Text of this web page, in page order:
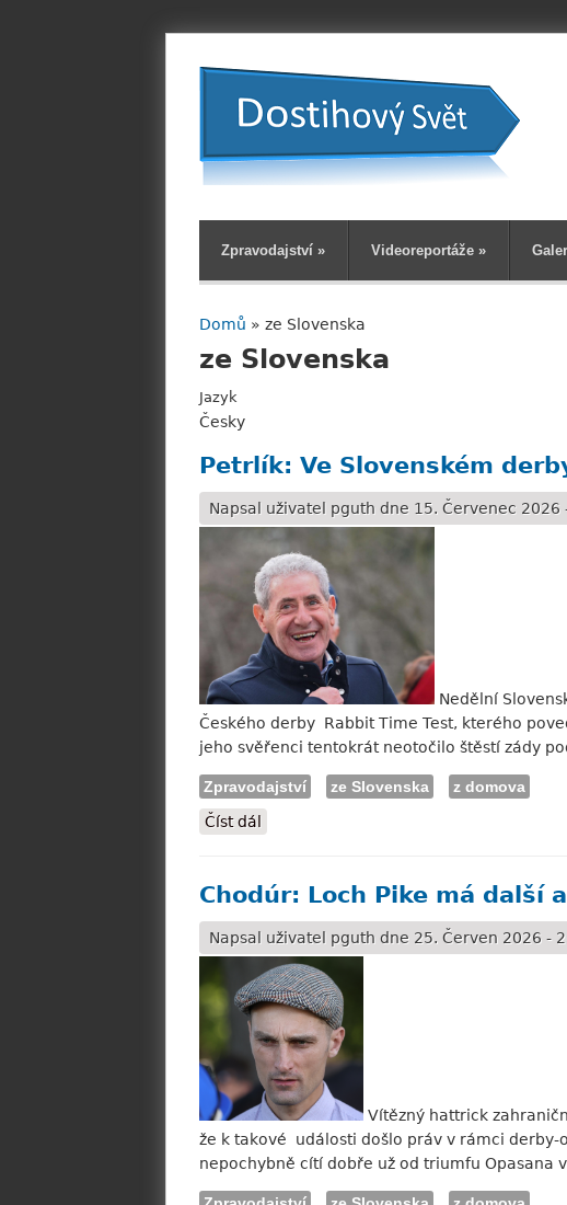
Zpravodajství » Videoreportáže »
Jste zde
Domů » ze Slovenska
ze Slovenska
Jazyk
Česky
Petrlík: Ve Slovenském
Napsal uživatel pguth dne 15. Červenec 2026
Nedělní
Českého derby Rabbit Time Test, kterého
jeho svěřenci tentokrát neotočilo štěstí zády
Zpravodajství ze Slovenska
z domova
Číst dál
Chodúr: Loch Pike má další
Napsal uživatel pguth dne 25. Červen 2026 -
Vítězný hattrick
že k takové události došlo práv v rámci
nepochybně cítí dobře už od triumfu Opasana